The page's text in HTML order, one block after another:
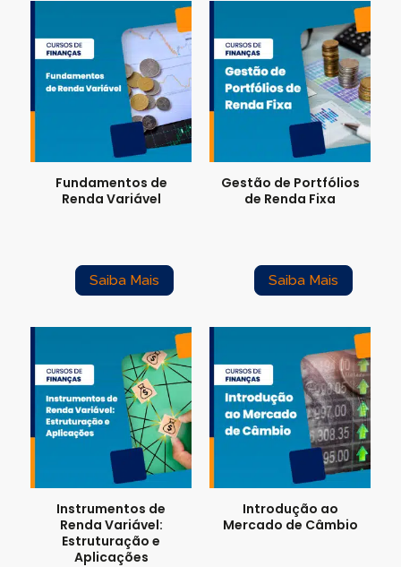
Fundamentos de
Renda Variável
Saiba Mais
Gestão de Portfólios
de Renda Fixa
Saiba Mais
Instrumentos de
Renda Variável:
Estruturação e
Aplicações
Introdução ao
Mercado de Câmbio